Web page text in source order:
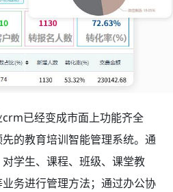
已经变成市面上功能齐全
的教育培训智能管理系统。通
学生、课程、班级、课堂教
务进行管理方法；通过办公协